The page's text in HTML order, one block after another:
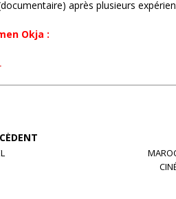
après plusieurs
Okja :